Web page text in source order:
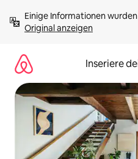
Inhalten
springenOriginal anzeigen
Inseriere